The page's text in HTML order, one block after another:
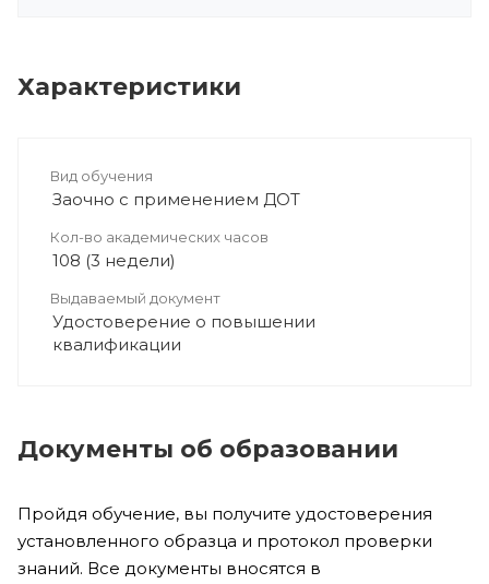
Характеристики
Вид обучения
Заочно с применением ДОТ
Кол-во академических часов
108 (3 недели)
Выдаваемый документ
Удостоверение о повышении
квалификации
Документы об образовании
Пройдя обучение, вы получите удостоверения
установленного образца и протокол проверки
знаний. Все документы вносятся в